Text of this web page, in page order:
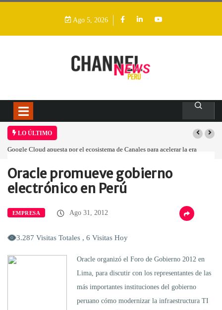
Ago 5, 2026
LO ÚLTIMO
Google Cloud apuesta por el ecosistema de Canales para acelerar la era
Home
Empresa Oracle promueve gobierno…
Oracle promueve gobierno
electrónico en Perú
EMPRESA Ago 31, 2012
3.287 Visitas Totales , 6 Visitas Hoy
Oracle organizó el Foro de Gobierno 2012 en
Lima, para discutir con los representantes de las
más importantes instituciones del gobierno
peruano cómo modernizar la infraestructura TI